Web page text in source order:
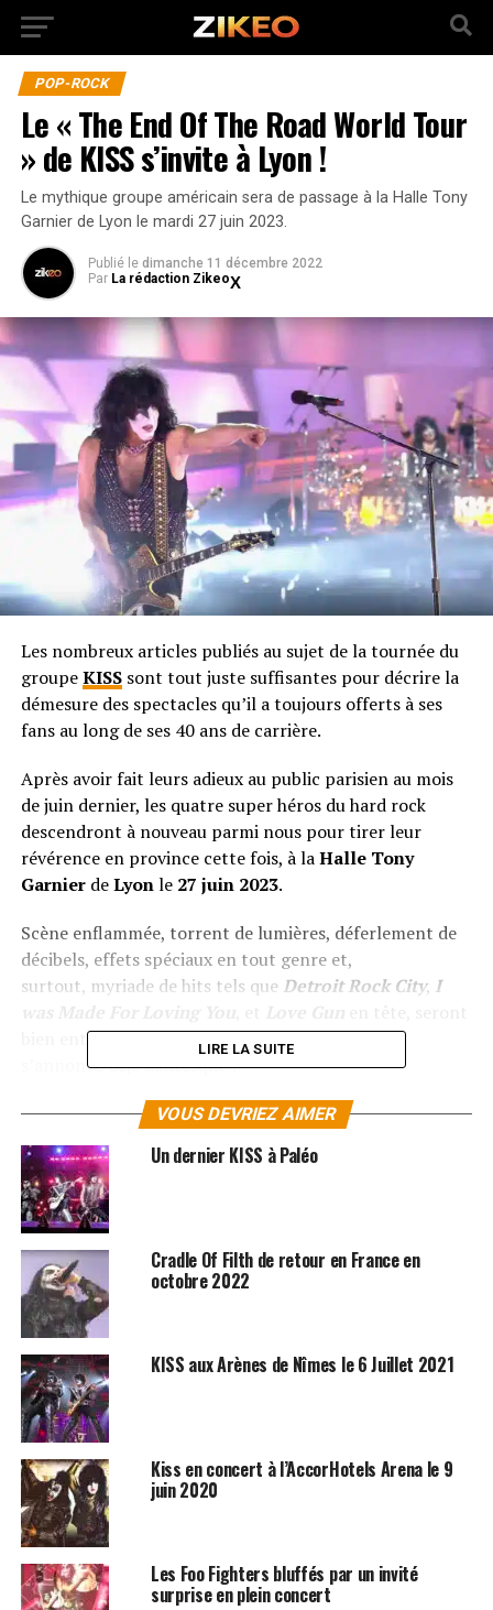
POP-ROCK
Le « The End Of The Road World Tour
» de KISS s’invite à Lyon !
Le mythique groupe américain sera de passage à la Halle Tony
Garnier de Lyon le mardi 27 juin 2023.
Publié le dimanche 11 décembre 2022
Par La rédaction Zikeo
Les nombreux articles publiés au sujet de la tournée du
groupeKISSsont tout juste suffisantes pour décrire la
démesure des spectacles qu’il a toujours offerts à ses
fans au long de ses 40 ans de carrière.
Après avoir fait leurs adieux au public parisien au mois
de juin dernier, les quatre super héros du hard rock
descendront à nouveau parmi nous pour tirer leur
révérence en province cette fois, à laHalle Tony
GarnierdeLyonle 27 juin 2023.
Scène enflammée, torrent de lumières, déferlement de
décibels, effets spéciaux en tout genre et,
surtout, myriade de hits tels que Detroit Rock City, I
bien entendu au programme de cette soirée qui
s’annonce déjà dantesque !
Alors ne ratez surtout pas le concert événement du
groupeKISS
Lyon.
RÉSERVER VOS BILLETS
SUJETS ASSOCIÉS: KISS
LIRE LA SUITE
VOUS DEVRIEZ AIMER
Un dernier KISS à Paléo
Cradle Of Filth de retour en France en
octobre 2022
KISS aux Arènes de Nîmes le 6 Juillet 2021
Kiss en concert à l’AccorHotels Arena le 9
juin 2020
Les Foo Fighters bluffés par un invité
surprise en plein concert